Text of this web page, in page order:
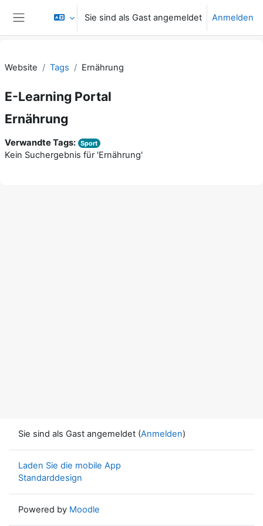
Website-Übersicht
Sie sind als Gast angemeldet Anmelden
Website Tags Ernährung
E-Learning Portal
Ernährung
Verwandte Tags: Sport
Kein Suchergebnis für 'Ernährung'
Sie sind als Gast angemeldet (Anmelden)
Laden Sie die mobile App
Standarddesign
Powered by Moodle